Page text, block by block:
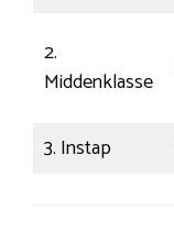
2.
Middenklasse
3. Instap